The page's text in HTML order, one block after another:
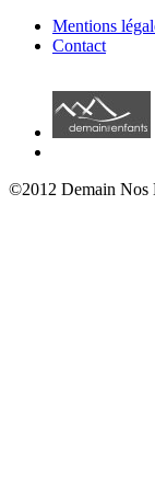
Mentions
Contact
©2012 Demain Nos